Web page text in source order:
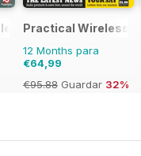
Manual
Practical Wireless
12 Months para
€64,99
€95.88 Guardar 32%